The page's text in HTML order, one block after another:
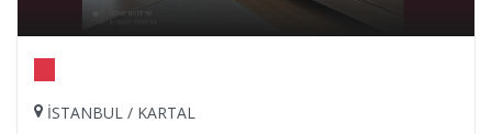
İSTANBUL / KARTAL